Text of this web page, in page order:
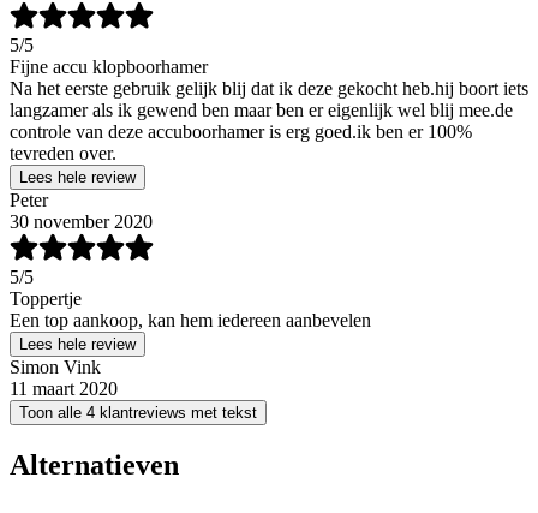
5/5
Fijne accu klopboorhamer
Na het eerste gebruik gelijk blij dat ik deze gekocht heb.hij boort iets
langzamer als ik gewend ben maar ben er eigenlijk wel blij mee.de
controle van deze accuboorhamer is erg goed.ik ben er 100%
tevreden over.
Lees hele review
Peter
30 november 2020
5/5
Toppertje
Een top aankoop, kan hem iedereen aanbevelen
Lees hele review
Simon Vink
11 maart 2020
Toon alle 4 klantreviews met tekst
Alternatieven